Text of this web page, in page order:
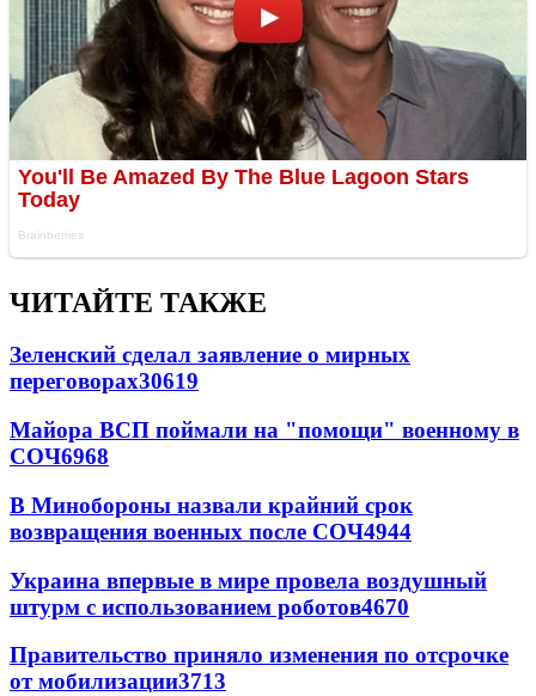
ЧИТАЙТЕ ТАКЖЕ
Зеленский сделал заявление о мирных
переговорах30619
Майора ВСП поймали на "помощи" военному в
СОЧ6968
В Минобороны назвали крайний срок
возвращения военных после СОЧ4944
Украина впервые в мире провела воздушный
штурм с использованием роботов4670
Правительство приняло изменения по отсрочке
от мобилизации3713